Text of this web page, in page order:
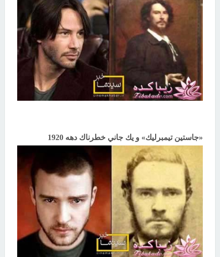
«جاستين تيمبرليك» و يك جاني خطرناك دهه 1920